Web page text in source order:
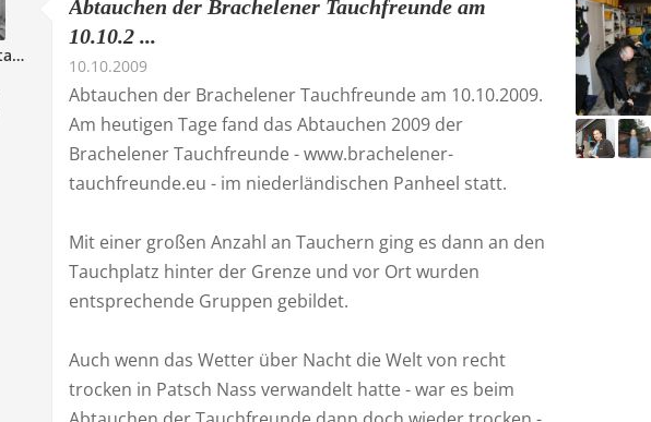
Euregiotaucher
Abtauchen der Brachelener Tauchfreunde am
10.10.2 ...
10.10.2009
Abtauchen der Brachelener Tauchfreunde am 10.10.2009.
Am heutigen Tage fand das Abtauchen 2009 der
Brachelener Tauchfreunde - www.brachelener-
tauchfreunde.eu - im niederländischen Panheel statt.
Mit einer großen Anzahl an Tauchern ging es dann an den
Tauchplatz hinter der Grenze und vor Ort wurden
entsprechende Gruppen gebildet.
Auch wenn das Wetter über Nacht die Welt von recht
trocken in Patsch Nass verwandelt hatte - war es beim